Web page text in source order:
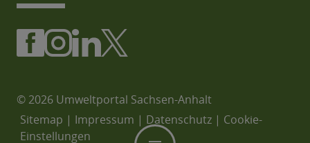
© 2026 Umweltportal Sachsen-Anhalt
Sitemap | Impressum | Datenschutz | Cookie-
Einstellungen